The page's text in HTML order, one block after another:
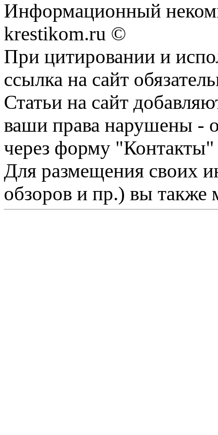
Информационный
krestikom.ru ©
При цитировании и
ссылка на сайт
Статьи на сайт
ваши права нарушены -
через форму "Контакты"
Для размещения своих
обзоров и пр.) вы также